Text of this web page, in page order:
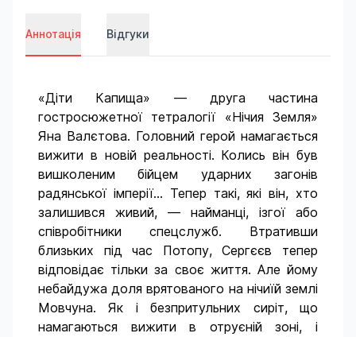
Аннотація Відгуки
«Діти Капища» — друга частина
гостросюжетної тетралогії «Нічия Земля»
Яна Валєтова. Головний герой намагається
вижити в новій реальності. Колись він був
вишколеним бійцем ударних загонів
радянської імперії… Тепер такі, які він, хто
залишився живий, — найманці, ізгої або
співробітники спецслужб. Втративши
близьких під час Потопу, Сергєєв тепер
відповідає тільки за своє життя. Але йому
небайдужа доля врятованого на нічиїй землі
Мовчуна. Як і безпритульних сиріт, що
намагаються вижити в отруєній зоні, і